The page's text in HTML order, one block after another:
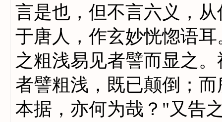
言是也，但不言六义，
于唐人，作玄妙恍惚语
之粗浅易见者譬而显之
者譬粗浅，既已颠倒；
本据，亦何为哉？"又告